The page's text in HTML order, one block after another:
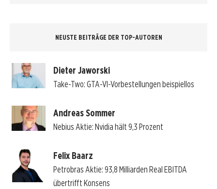
NEUSTE BEITRÄGE DER TOP-AUTOREN
Dieter Jaworski
Take-Two: GTA-VI-Vorbestellungen beispiellos
Andreas Sommer
Nebius Aktie: Nvidia hält 9,3 Prozent
Felix Baarz
Petrobras Aktie: 93,8 Milliarden Real EBITDA
übertrifft Konsens